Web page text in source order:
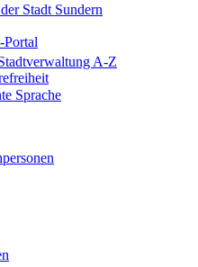
Portal
A-Z
Sprache